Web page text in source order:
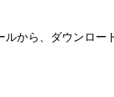
から、ダウンロー